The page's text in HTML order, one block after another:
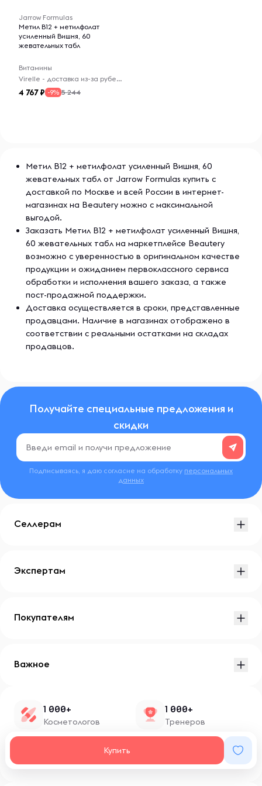
Jarrow Formulas
Метил B12 + метилфолат
усиленный Вишня, 60
жевательных табл
Витамины
Virelle - доставка из-за рубежа
4 767 -9% 5 244
Метил B12 + метилфолат усиленный Вишня, 60
жевательных табл от Jarrow Formulas купить с
доставкой по Москве и всей России в интернет-
магазинах на Beautery можно с максимальной
выгодой.
Заказать Метил B12 + метилфолат усиленный Вишня,
60 жевательных табл на маркетплейсе Beautery
возможно с уверенностью в оригинальном качестве
продукции и ожиданием первоклассного сервиса
обработки и исполнения вашего заказа, а также
пост-продажной поддержки.
Доставка осуществляется в сроки, представленные
продавцами. Наличие в магазинах отображено в
соответствии с реальными остатками на складах
продавцов.
Получайте специальные предложения и
скидки
Подписываясь, я даю согласие на обработку персональных
данных
Купить
Селлерам
Экспертам
Покупателям
Важное
1 000+
Косметологов
1 000+
Тренеров